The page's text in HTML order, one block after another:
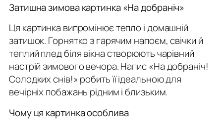
Затишна зимова картинка «На добраніч»
Ця картинка випромінює тепло і домашній
затишок. Горнятко з гарячим напоєм, свічки й
теплий плед біля вікна створюють чарівний
настрій зимового вечора. Напис«На добраніч!
Солодких снів!» робить її ідеальною для
вечірніх побажань рідним і близьким.
Чому ця картинка особлива